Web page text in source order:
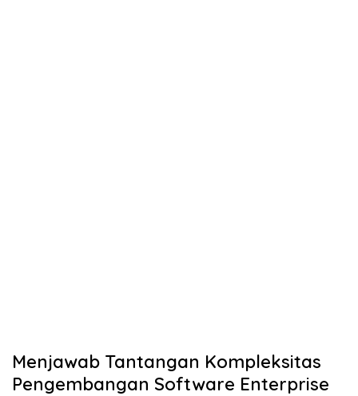
Menjawab Tantangan Kompleksitas
Pengembangan Software Enterprise